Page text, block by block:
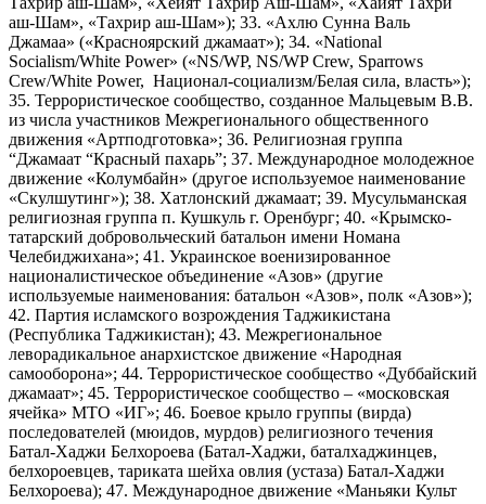
аш-Шам», «Тахрир аш-Шам»); 33. «Ахлю Сунна Валь
Джамаа» («Красноярский джамаат»); 34. «National
Socialism/White Power» («NS/WP, NS/WP Crew, Sparrows
Crew/White Power, Национал-социализм/Белая сила, власть»);
35. Террористическое сообщество, созданное Мальцевым В.В.
из числа участников Межрегионального общественного
движения «Артподготовка»; 36. Религиозная группа
“Джамаат “Красный пахарь”; 37. Международное молодежное
движение «Колумбайн» (другое используемое наименование
«Скулшутинг»); 38. Хатлонский джамаат; 39. Мусульманская
религиозная группа п. Кушкуль г. Оренбург; 40. «Крымско-
татарский добровольческий батальон имени Номана
Челебиджихана»; 41. Украинское военизированное
националистическое объединение «Азов» (другие
используемые наименования: батальон «Азов», полк «Азов»);
42. Партия исламского возрождения Таджикистана
(Республика Таджикистан); 43. Межрегиональное
леворадикальное анархистское движение «Народная
самооборона»; 44. Террористическое сообщество «Дуббайский
джамаат»; 45. Террористическое сообщество – «московская
ячейка» МТО «ИГ»; 46. Боевое крыло группы (вирда)
последователей (мюидов, мурдов) религиозного течения
Батал-Хаджи Белхороева (Батал-Хаджи, баталхаджинцев,
белхороевцев, тариката шейха овлия (устаза) Батал-Хаджи
Белхороева); 47. Международное движение «Маньяки Культ